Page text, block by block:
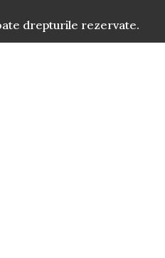
drepturile rezervate.